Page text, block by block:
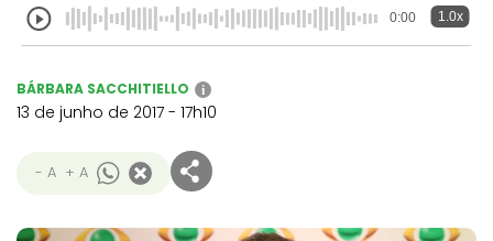
0:00 1.0x
BÁRBARA SACCHITIELLO i
13 de junho de 2017 - 17h10
- A + A